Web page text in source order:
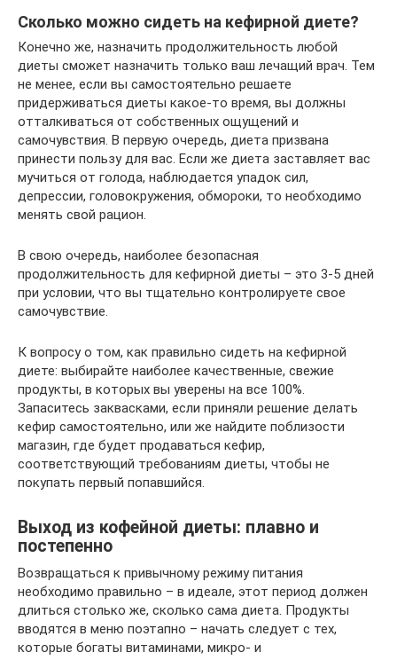
Сколько можно сидеть на кефирной диете?
Конечно же, назначить продолжительность любой
диеты сможет назначить только ваш лечащий врач. Тем
не менее, если вы самостоятельно решаете
придерживаться диеты какое-то время, вы должны
отталкиваться от собственных ощущений и
самочувствия. В первую очередь, диета призвана
принести пользу для вас. Если же диета заставляет вас
мучиться от голода, наблюдается упадок сил,
депрессии, головокружения, обмороки, то необходимо
менять свой рацион.
В свою очередь, наиболее безопасная
продолжительность для кефирной диеты – это 3-5 дней
при условии, что вы тщательно контролируете свое
самочувствие.
К вопросу о том, как правильно сидеть на кефирной
диете: выбирайте наиболее качественные, свежие
продукты, в которых вы уверены на все 100%.
Запаситесь заквасками, если приняли решение делать
кефир самостоятельно, или же найдите поблизости
магазин, где будет продаваться кефир,
соответствующий требованиям диеты, чтобы не
покупать первый попавшийся.
Выход из кофейной диеты: плавно и
постепенно
Возвращаться к привычному режиму питания
необходимо правильно – в идеале, этот период должен
длиться столько же, сколько сама диета. Продукты
вводятся в меню поэтапно – начать следует с тех,
которые богаты витаминами, микро- и